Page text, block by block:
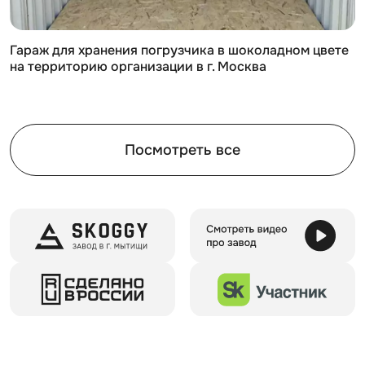
плоская, односкатная, двускатная) и типов ворот (
распашные, рольствани, дополнительная калитка).
Компания SKOGGY предлагает следующие опции:
нанесение логотипа или рисунка.
Внутри контейнера можно установить стеллажи,
полки, шкафы, ящики и крючки для инструментов.
подготовка фундамента, достаточно установить
фундаментные блоки. Ниже представлена схема
расстановки:
Гараж для хранения погрузчика в шоколадном цвете
на территорию организации в г. Москва
Посмотреть все